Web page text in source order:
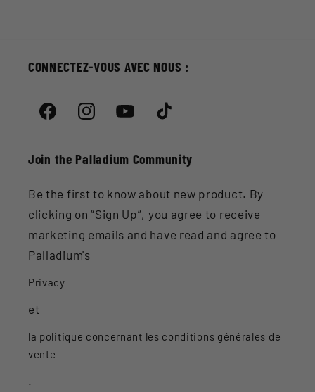
CONNECTEZ-VOUS AVEC NOUS :
FacebookInstagramYouTube TikTok
Join the Palladium Community
Be the first to know about new product. By
clicking on “Sign Up”, you agree to receive
marketing emails and have read and agree to
Palladium's
Privacy
et
la politique concernant les conditions générales de
vente
.